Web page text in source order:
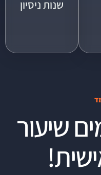
שנות ניסיון
שיעור